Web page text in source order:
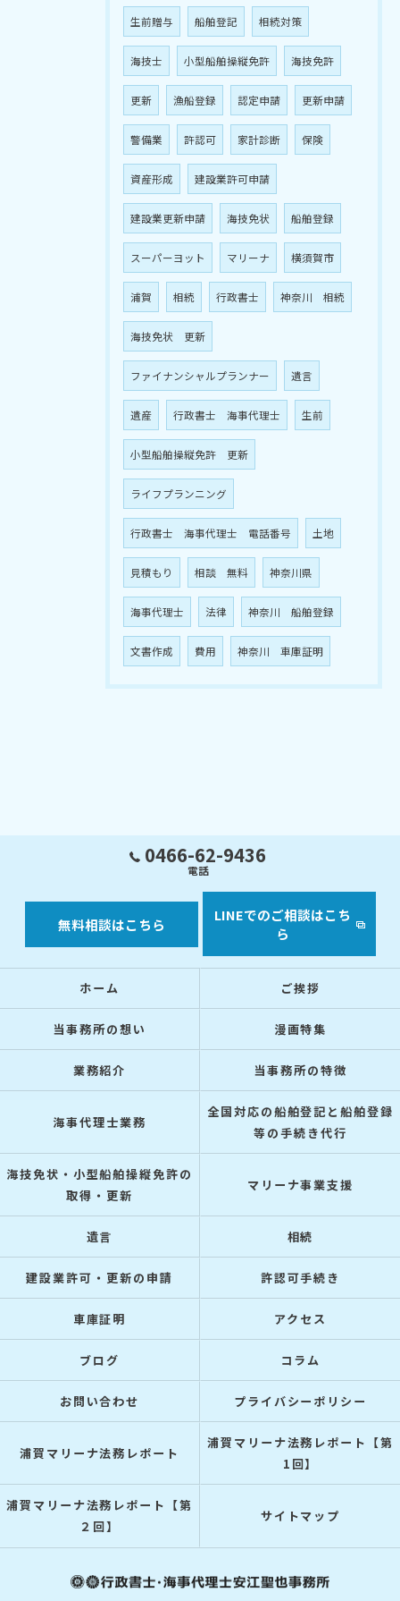
生前贈与 船舶登記 相続対策
海技士 小型船舶操縦免許 海技免許
更新 漁船登録 認定申請 更新申請
警備業 許認可 家計診断 保険
資産形成 建設業許可申請
建設業更新申請 海技免状 船舶登録
スーパーヨット マリーナ 横須賀市
浦賀 相続 行政書士 神奈川 相続
海技免状 更新
ファイナンシャルプランナー 遺言
遺産 行政書士 海事代理士 生前
小型船舶操縦免許 更新
ライフプランニング
行政書士 海事代理士 電話番号 土地
見積もり 相談 無料 神奈川県
海事代理士 法律 神奈川 船舶登録
文書作成 費用 神奈川 車庫証明
0466-62-9436
電話
無料相談はこちら
LINEでのご相談はこち
ら
ホーム ご挨拶
当事務所の想い 漫画特集
業務紹介 当事務所の特徴
海事代理士業務
全国対応の船舶登記と船舶登録
等の手続き代行
海技免状・小型船舶操縦免許の
取得・更新
マリーナ事業支援
遺言 相続
建設業許可・更新の申請 許認可手続き
車庫証明 アクセス
ブログ コラム
お問い合わせ プライバシーポリシー
浦賀マリーナ法務レポート
浦賀マリーナ法務レポート【第
1回】
浦賀マリーナ法務レポート【第
２回】
サイトマップ